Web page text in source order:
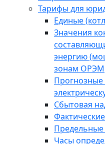
Тарифы для
Единые
Значения
энергию
зонам ОРЭМ
Сбытовая
Часы